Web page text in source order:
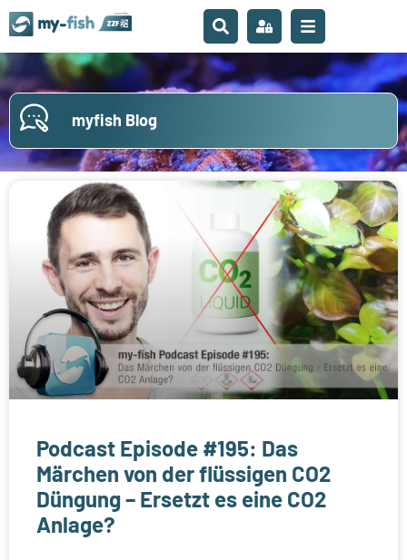
myfish Blog
Podcast Episode #195: Das
Märchen von der flüssigen CO2
Düngung – Ersetzt es eine CO2
Anlage?